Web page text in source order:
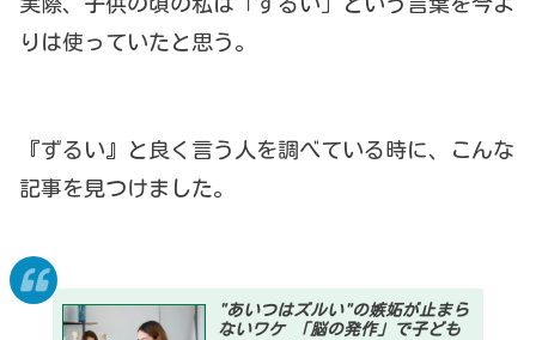
りは使っていたと思う。
『ずるい』と良く言う人を調べている時に、こんな
記事を見つけました。
"あいつはズルい"の嫉妬が止まら
ないワケ 「脳の発作」で子ども